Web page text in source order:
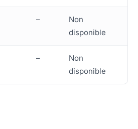
–
Non
disponible
–
Non
disponible